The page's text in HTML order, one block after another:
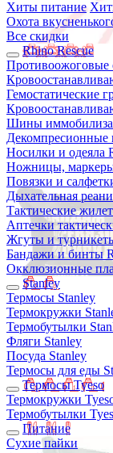
Хиты питание
Охота
Все скидки
Rhino Rescue
Противоожоговые
Гемостатические
Шины
Декомпресионные
Носилки и одеяла
Ножницы, маркеры
Повязки и
Дыхательная
Тактические
Аптечки
Жгуты и
Бандажи и бинты
Окклюзионные
Stanley
Термосы Stanley
Термокружки
Термобутылки
Фляги Stanley
Посуда Stanley
Термосы для еды
Термосы Tyeso
Термокружки
Термобутылки
Питание
Сухие пайки